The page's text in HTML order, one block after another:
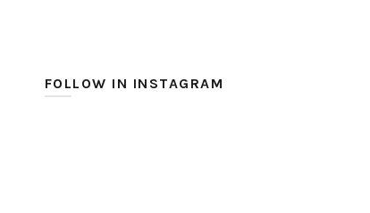
FOLLOW IN INSTAGRAM